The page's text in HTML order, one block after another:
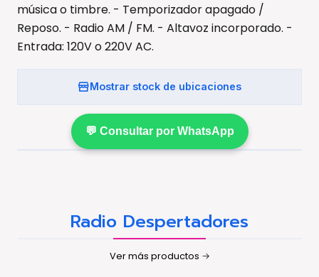
música o timbre. - Temporizador apagado /
Reposo. - Radio AM / FM. - Altavoz incorporado. -
Entrada: 120V o 220V AC.
Mostrar stock de ubicaciones
💬 Consultar por WhatsApp
Radio Despertadores
Ver más productos